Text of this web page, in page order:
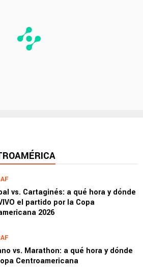
vs. Cartaginés: a qué hora y dónde
el partido por la Copa
2026
vs. Marathon: a qué hora y dónde
Centroamericana